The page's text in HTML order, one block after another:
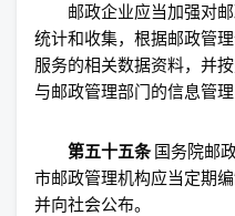
邮政企业应当加强对邮
统计和收集，根据邮政管
服务的相关数据资料，并
与邮政管理部门的信息管理
第五十五条国务院邮
市邮政管理机构应当定期
并向社会公布。